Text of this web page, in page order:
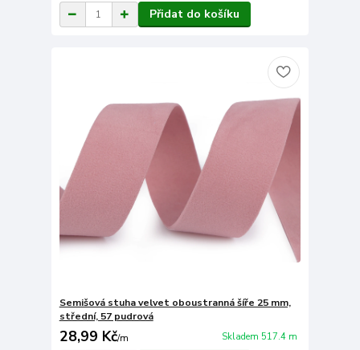
Přidat do košíku
Semišová stuha velvet oboustranná šíře 25 mm,
střední, 57 pudrová
28,99 Kč/m Skladem 517.4 m